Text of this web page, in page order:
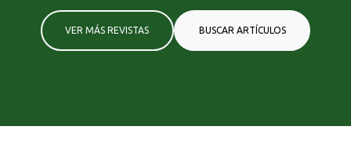
VER MÁS REVISTAS BUSCAR ARTÍCULOS